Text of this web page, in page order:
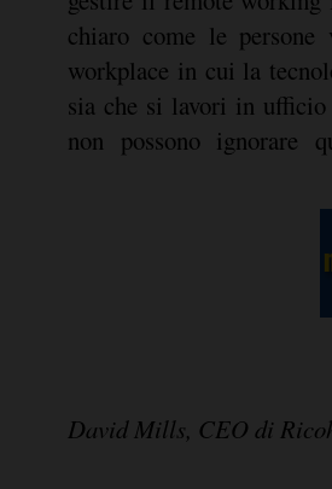
chiaro come le persone
workplace in cui la
sia che si lavori in
non possono ignorare
David Mills, CEO di